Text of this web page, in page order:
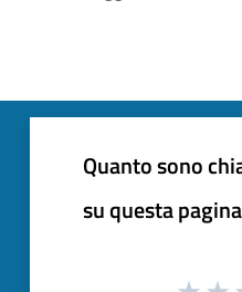
Quanto sono
su questa